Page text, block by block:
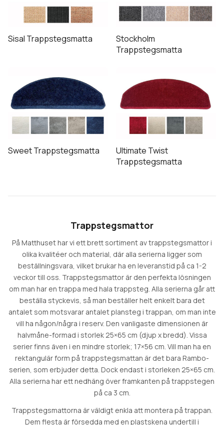
Sisal Trappstegsmatta
Stockholm
Trappstegsmatta
Sweet Trappstegsmatta
Ultimate Twist
Trappstegsmatta
Trappstegsmattor
På Matthuset har vi ett brett sortiment av trappstegsmattor i
olika kvalitéer och material, där alla serierna ligger som
beställningsvara, vilket brukar ha en leveranstid på ca 1-2
veckor till oss. Trappstegsmattor är den perfekta lösningen
om man har en trappa med hala trappsteg. Alla serierna går att
beställa styckevis, så man beställer helt enkelt bara det
antalet som motsvarar antalet plansteg i trappan, om man inte
vill ha någon/några i reserv. Den vanligaste dimensionen är
halvmåne-formad i storlek 25×65 cm (djup x bredd). Vissa
serier finns även i en mindre storlek; 17×56 cm. Vill man ha en
rektangulär form på trappstegsmattan är det bara Rambo-
serien, som erbjuder detta. Dock endast i storleken 25×65 cm.
Alla serierna har ett nedhäng över framkanten på trappstegen
på ca 3 cm.
Trappstegsmattorna är väldigt enkla att montera på trappan.
Dem flesta är försedda med en plastskena undertill i